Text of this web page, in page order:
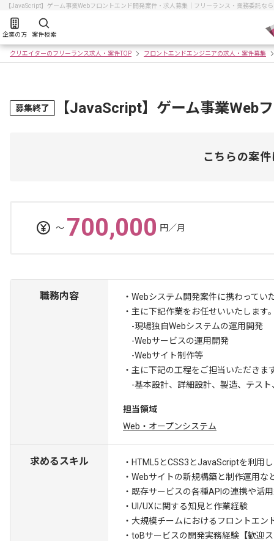
【JavaScript】ゲーム事業Webフロントエンド開発案件・求人募集｜フリーランス・業務委託な
企業の方 案件検索
クリエイターのフリーランス求人・案件TOP フロントエンドエンジニアの求人・案件募集
募集終了 【JavaScript】ゲーム事業Web
こちらの案
〜 700,000 円／月
職務内容
・Webシステム開発案件に携わってい
・主に下記作業をお任せいいたします
-現場独自Webシステムの運用開発
-Webサービスの運用開発
-Webサイト制作等
・主に下記の工程をご担当いただきま
-基本設計、詳細設計、製造、テスト
担当領域
Web・オープンシステム
求めるスキル
・HTML5とCSS3とJavaScriptを利用
・Webサイトの新規構築と制作運用な
・既存サービスの各種APIの連携や活
・UI/UXに関する知見と作業経験
・大規模チームにおけるフロントエン
・toBサービスの開発実務経験 【歓迎